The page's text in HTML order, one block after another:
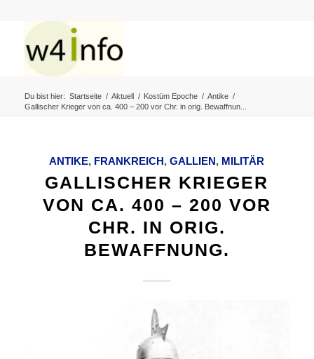
Du bist hier: Startseite / Aktuell / Kostüm Epoche / Antike /
Gallischer Krieger von ca. 400 – 200 vor Chr. in orig. Bewaffnun...
ANTIKE, FRANKREICH,GALLIEN, MILITÄR
GALLISCHER KRIEGER
VON CA. 400 – 200 VOR
CHR. IN ORIG.
BEWAFFNUNG.